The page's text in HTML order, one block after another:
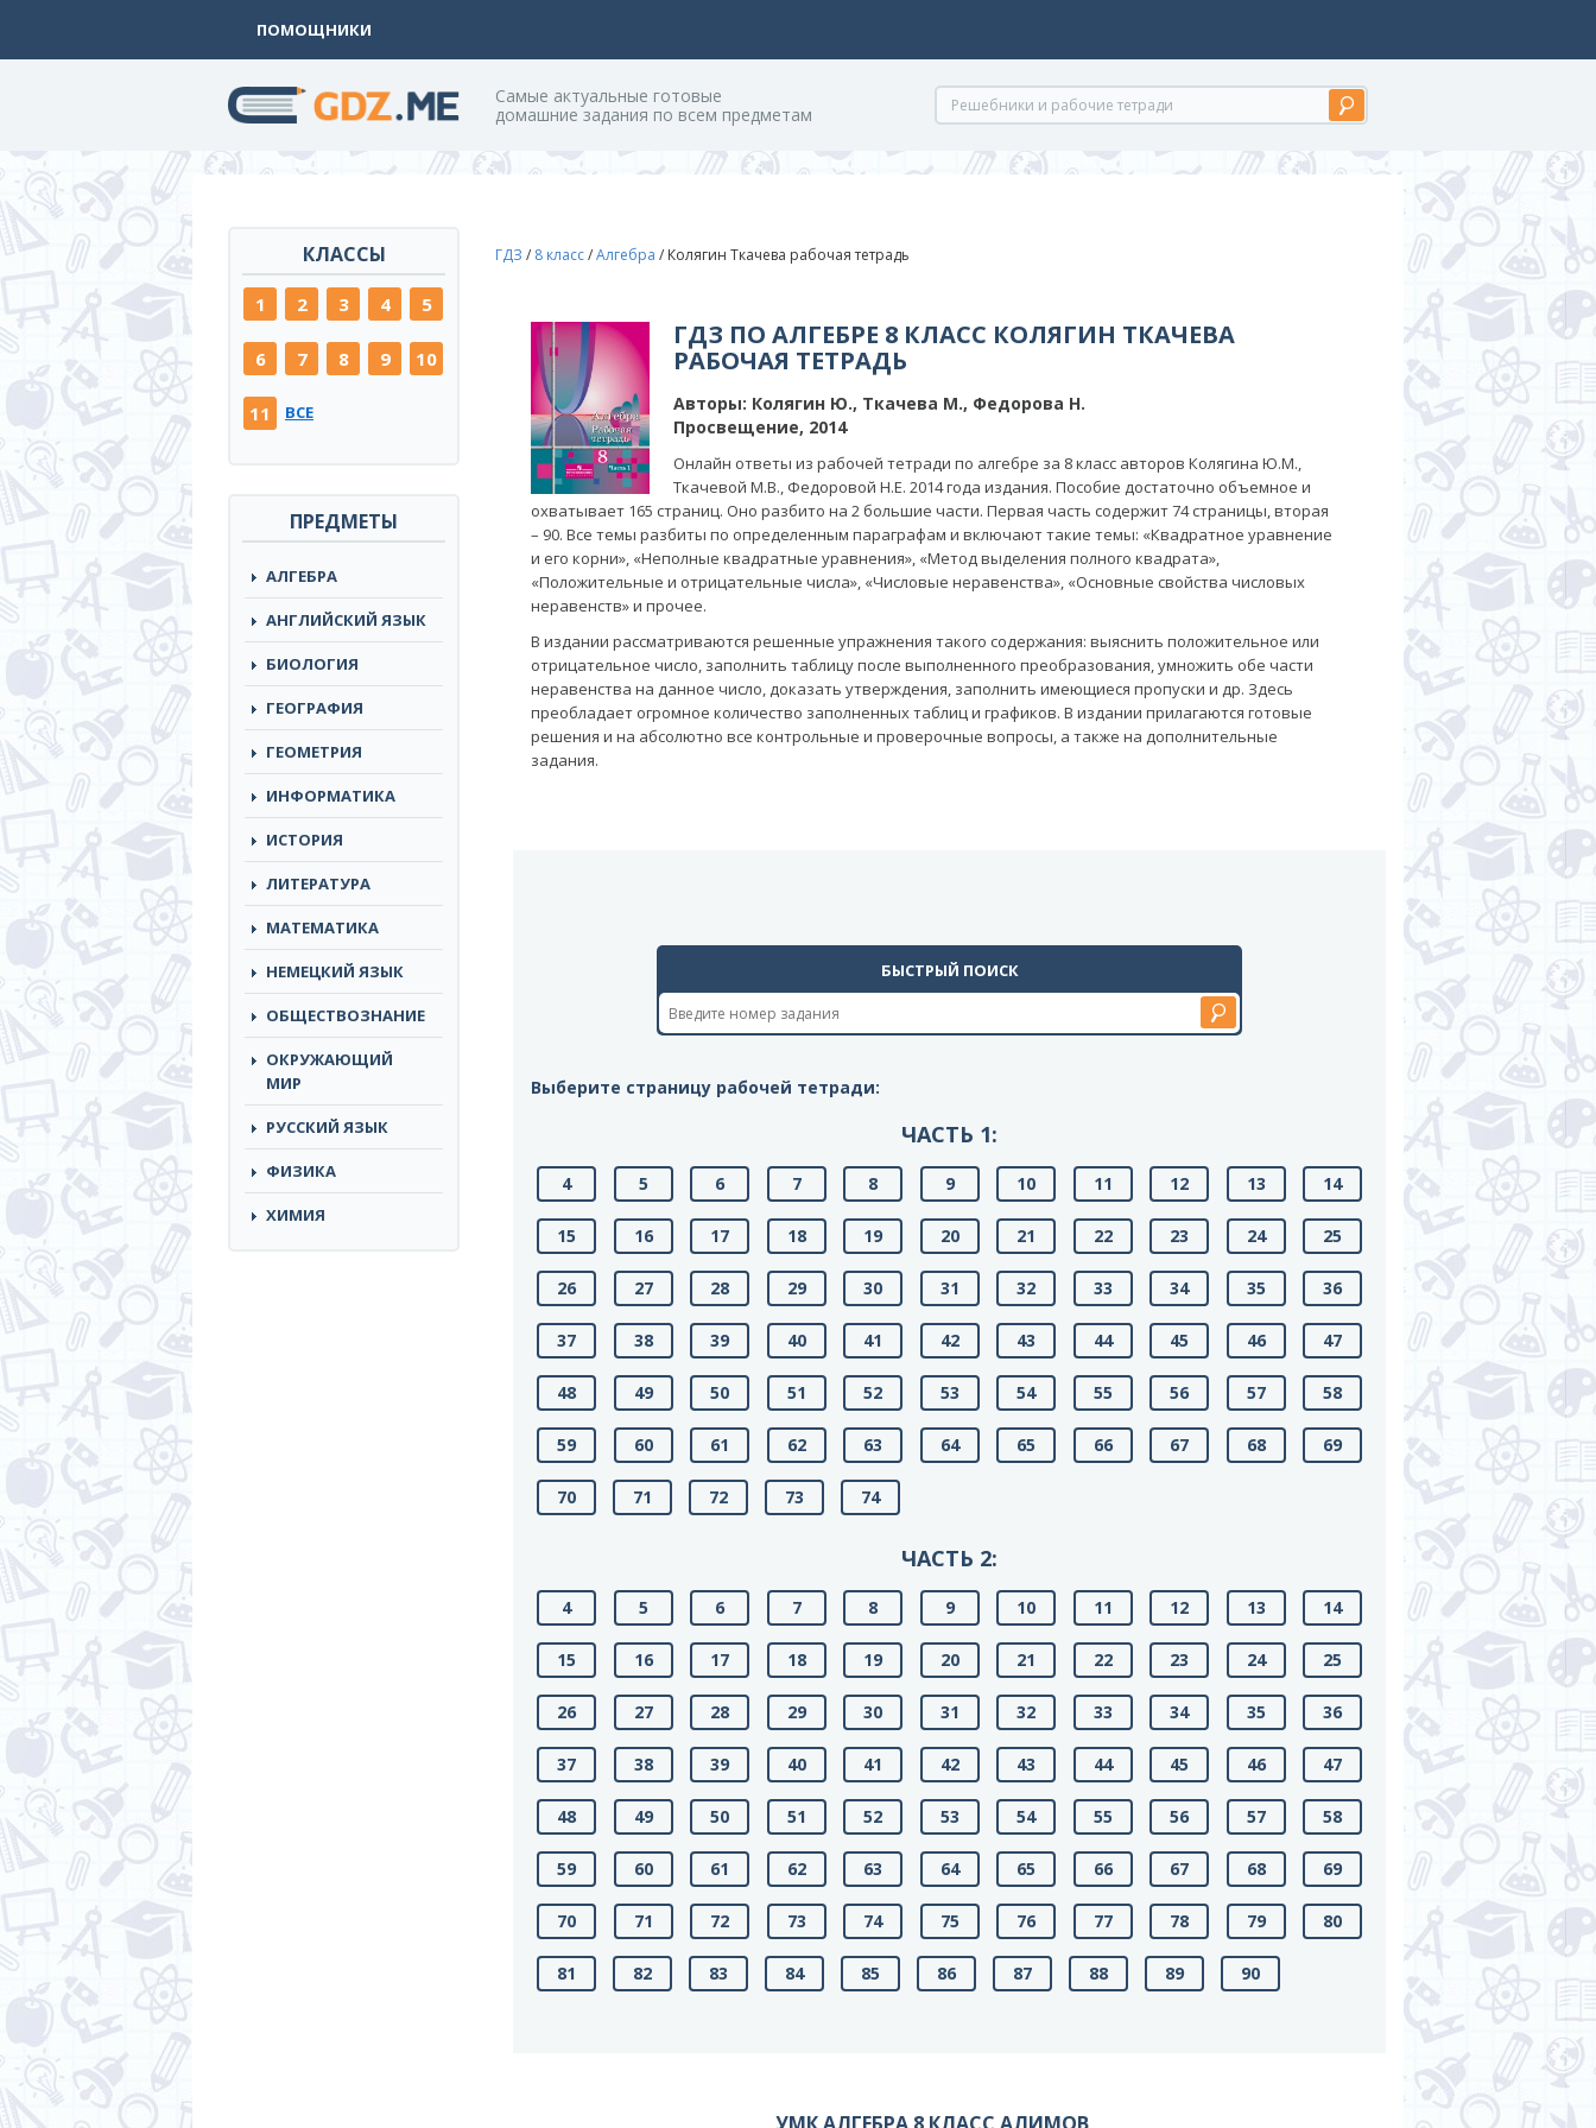
ПОМОЩНИКИ
Cамые актуальные готовые
домашние задания по всем предметам
КЛАССЫ
1 2 3 4 5
6 7 8 9 10
11 ВСЕ
ПРЕДМЕТЫ
АЛГЕБРА
АНГЛИЙСКИЙ ЯЗЫК
БИОЛОГИЯ
ГЕОГРАФИЯ
ГЕОМЕТРИЯ
ИНФОРМАТИКА
ИСТОРИЯ
ЛИТЕРАТУРА
МАТЕМАТИКА
НЕМЕЦКИЙ ЯЗЫК
ОБЩЕСТВОЗНАНИЕ
ОКРУЖАЮЩИЙ
МИР
РУССКИЙ ЯЗЫК
ФИЗИКА
ХИМИЯ
ГДЗ / 8 класс/Алгебра / Колягин Ткачева рабочая тетрадь
ГДЗ ПО АЛГЕБРЕ 8 КЛАСС КОЛЯГИН ТКАЧЕВА
РАБОЧАЯ ТЕТРАДЬ
Авторы: Колягин Ю., Ткачева М., Федорова Н.
Просвещение, 2014
Онлайн ответы из рабочей тетради по алгебре за 8 класс авторов Колягина Ю.М.,
Ткачевой М.В., Федоровой Н.Е. 2014 года издания. Пособие достаточно объемное и
охватывает 165 страниц. Оно разбито на 2 большие части. Первая часть содержит 74 страницы, вторая
– 90. Все темы разбиты по определенным параграфам и включают такие темы: «Квадратное уравнение
и его корни», «Неполные квадратные уравнения», «Метод выделения полного квадрата»,
«Положительные и отрицательные числа», «Числовые неравенства», «Основные свойства числовых
неравенств» и прочее.
В издании рассматриваются решенные упражнения такого содержания: выяснить положительное или
отрицательное число, заполнить таблицу после выполненного преобразования, умножить обе части
неравенства на данное число, доказать утверждения, заполнить имеющиеся пропуски и др. Здесь
преобладает огромное количество заполненных таблиц и графиков. В издании прилагаются готовые
решения и на абсолютно все контрольные и проверочные вопросы, а также на дополнительные
задания.
БЫСТРЫЙ ПОИСК
Выберите страницу рабочей тетради:
ЧАСТЬ 1:
4 5 6 7 8 9 10 11 12 13 14
15 16 17 18 19 20 21 22 23 24 25
26 27 28 29 30 31 32 33 34 35 36
37 38 39 40 41 42 43 44 45 46 47
48 49 50 51 52 53 54 55 56 57 58
59 60 61 62 63 64 65 66 67 68 69
70 71 72 73 74
ЧАСТЬ 2:
4 5 6 7 8 9 10 11 12 13 14
15 16 17 18 19 20 21 22 23 24 25
26 27 28 29 30 31 32 33 34 35 36
37 38 39 40 41 42 43 44 45 46 47
48 49 50 51 52 53 54 55 56 57 58
59 60 61 62 63 64 65 66 67 68 69
70 71 72 73 74 75 76 77 78 79 80
81 82 83 84 85 86 87 88 89 90